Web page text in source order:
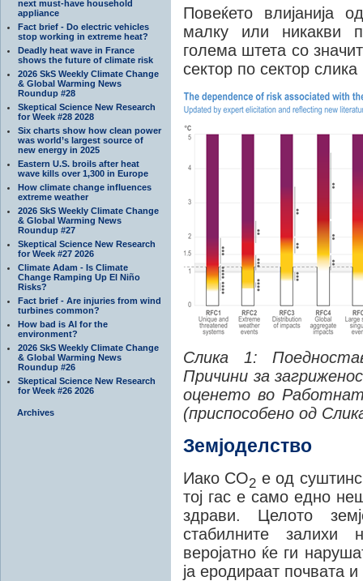
next must-have household
appliance
Fact brief - Do electric vehicles
stop working in extreme heat?
Deadly heat wave in France
shows the future of climate risk
2026 SkS Weekly Climate Change
& Global Warming News
Roundup #28
Skeptical Science New Research
for Week #28 2028
Six charts show how clean power
was world’s largest source of
new energy in 2025
Eastern U.S. broils after heat
wave kills over 1,300 in Europe
How climate change influences
extreme weather
2026 SkS Weekly Climate Change
& Global Warming News
Roundup #27
Skeptical Science New Research
for Week #27 2026
Climate Adam - Is Climate
Change Ramping Up El Niño
Risks?
Fact brief - Are injuries from wind
turbines common?
How bad is AI for the
environment?
2026 SkS Weekly Climate Change
& Global Warming News
Roundup #26
Skeptical Science New Research
for Week #26 2026
Archives
Повеќето влијанија
малку или никакви
голема штета со
сектор по сектор
Слика 1:
Причини за
оценето во
(приспособено од
Земјоделство
Иако CO2 е од
тој гас е само едно
здрави. Целото
стабилните
веројатно ќе ги
ја еродираат почвата